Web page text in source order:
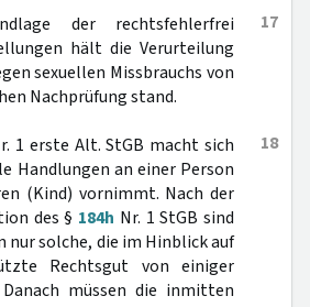
17
der rechtsfehlerfrei
hält die Verurteilung
sexuellen Missbrauchs von
Nachprüfung stand.
18
1 erste Alt. StGB macht sich
Handlungen an einer Person
(Kind) vornimmt. Nach der
des § 184h Nr. 1 StGB sind
nur solche, die im Hinblick auf
Rechtsgut von einiger
müssen die inmitten